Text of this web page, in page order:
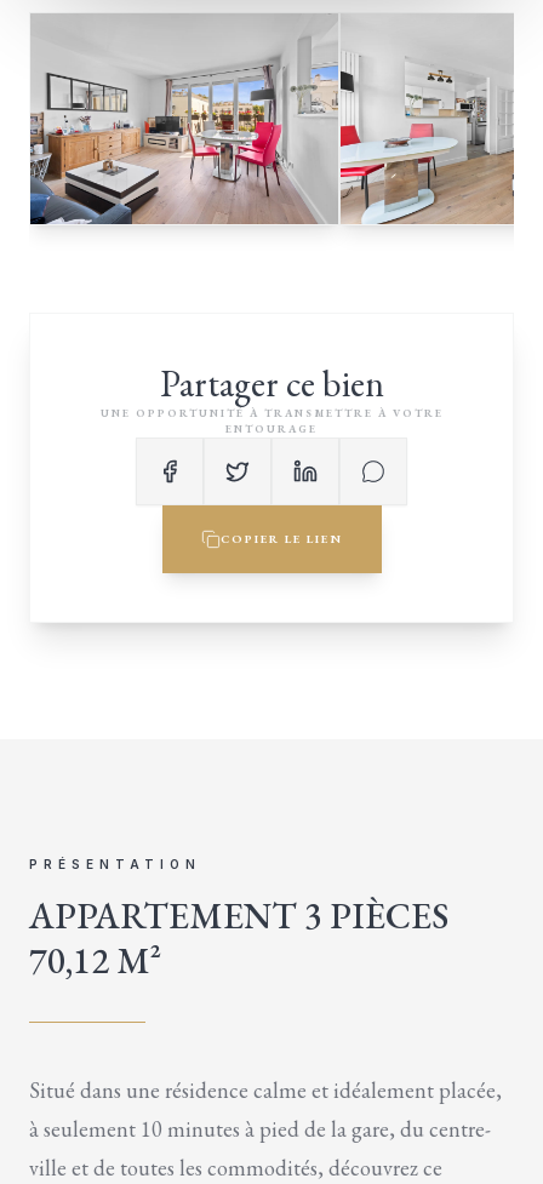
Partager ce bien
UNE OPPORTUNITÉ À TRANSMETTRE À VOTRE
ENTOURAGE
COPIER LE LIEN
PRÉSENTATION
APPARTEMENT 3 PIÈCES
70,12 M²
Situé dans une résidence calme et idéalement placée,
à seulement 10 minutes à pied de la gare, du centre-
ville et de toutes les commodités, découvrez ce